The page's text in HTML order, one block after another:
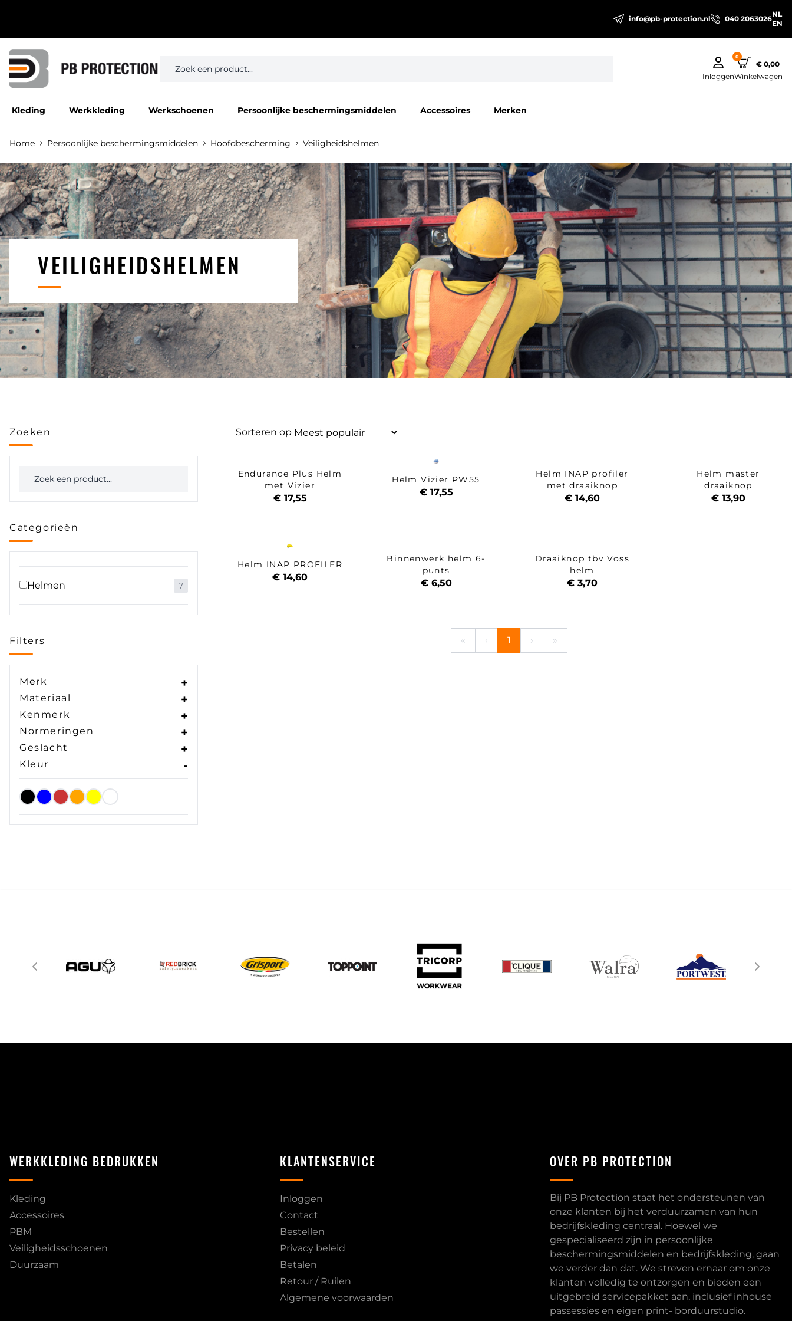
info@pb-protection.nl 040 2063026
NL
EN
Inloggen
0
€ 0,00
Winkelwagen
Kleding Werkkleding Werkschoenen Persoonlijke beschermingsmiddelen Accessoires Merken
Home Persoonlijke beschermingsmiddelen Hoofdbescherming Veiligheidshelmen
VEILIGHEIDSHELMEN
Zoeken
Categorieën
Helmen 7
Filters
Merk +
Materiaal +
Kenmerk +
Normeringen +
Geslacht +
Kleur -
Sorteren op
Endurance Plus Helm
met Vizier
€ 17,55
Helm Vizier PW55
€ 17,55
Helm INAP profiler
met draaiknop
€ 14,60
Helm master
draaiknop
€ 13,90
Helm INAP PROFILER
€ 14,60
Binnenwerk helm 6-
punts
€ 6,50
Draaiknop tbv Voss
helm
€ 3,70
« ‹ 1 › »
WERKKLEDING BEDRUKKEN
Kleding
Accessoires
PBM
Veiligheidsschoenen
Duurzaam
KLANTENSERVICE
Inloggen
Contact
Bestellen
Privacy beleid
Betalen
Retour / Ruilen
Algemene voorwaarden
OVER PB PROTECTION
Bij PB Protection staat het ondersteunen van
onze klanten bij het verduurzamen van hun
bedrijfskleding centraal. Hoewel we
gespecialiseerd zijn in persoonlijke
beschermingsmiddelen en bedrijfskleding, gaan
we verder dan dat. We streven ernaar om onze
klanten volledig te ontzorgen en bieden een
uitgebreid servicepakket aan, inclusief inhouse
passessies en eigen print- borduurstudio.